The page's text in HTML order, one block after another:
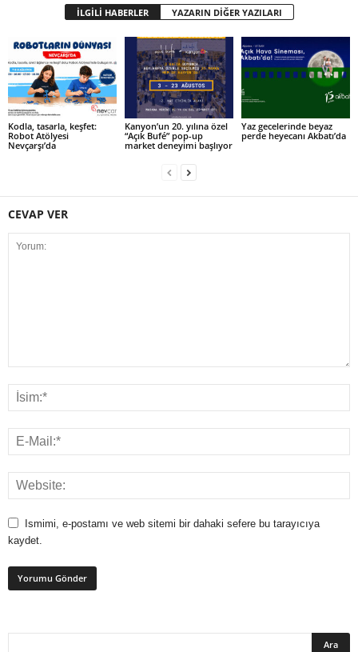
İLGİLİ HABERLER YAZARIN DİĞER YAZILARI
Kodla, tasarla, keşfet:
Robot Atölyesi
Nevçarşı’da
Kanyon’un 20. yılına özel
“Açık Bufé” pop-up
market deneyimi başlıyor
Yaz gecelerinde beyaz
perde heyecanı Akbatı’da
CEVAP VER
Ismimi, e-postamı ve web sitemi bir dahaki sefere bu tarayıcıya
kaydet.